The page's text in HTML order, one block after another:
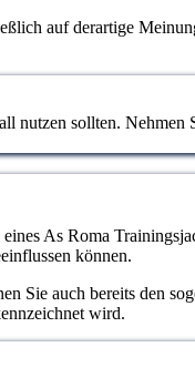
auf derartige
sollten. Nehmen
As Roma
können.
Sie auch bereits den
wird.